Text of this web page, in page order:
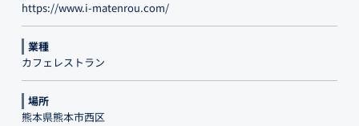
https://www.i-matenrou.com/
業種
カフェレストラン
場所
熊本県熊本市西区